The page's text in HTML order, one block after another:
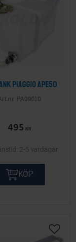
Piaggio APE50
PA09010
495 KR
2-5 vardagar
KÖP